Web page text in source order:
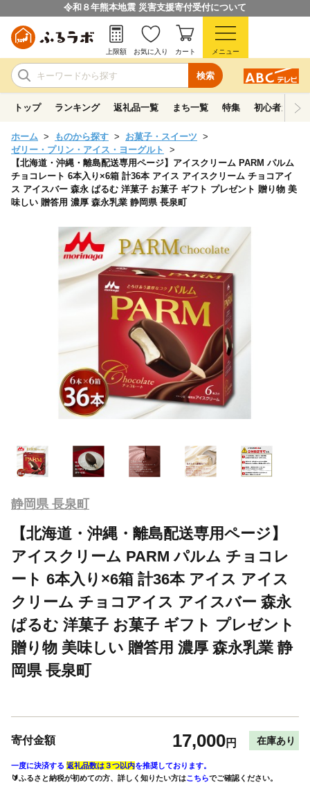
令和８年熊本地震 災害支援寄付受付について
検索
上限額 お気に入り カート メニュー
トップ ランキング 返礼品一覧 まち一覧 特集 初心者ガイド
ホーム ものから探す
お菓子・スイーツ
ゼリー・プリン・アイス・ヨーグルト
【北海道・沖縄・離島配送専用ページ】アイスクリーム PARM パルム
チョコレート 6本入り×6箱 計36本 アイス アイスクリーム チョコアイ
ス アイスバー 森永 ぱるむ 洋菓子 お菓子 ギフト プレゼント 贈り物 美
味しい 贈答用 濃厚 森永乳業 静岡県 長泉町
静岡県 長泉町
【北海道・沖縄・離島配送専用ページ】
アイスクリーム PARM パルム チョコレ
ート 6本入り×6箱 計36本 アイス アイス
クリーム チョコアイス アイスバー 森永
ぱるむ 洋菓子 お菓子 ギフト プレゼント
贈り物 美味しい 贈答用 濃厚 森永乳業 静
岡県 長泉町
寄付金額 17,000円 在庫あり
一度に決済する 返礼品数は３つ以内を推奨しております。
🔰ふるさと納税が初めての方、詳しく知りたい方はこちらでご確認ください。